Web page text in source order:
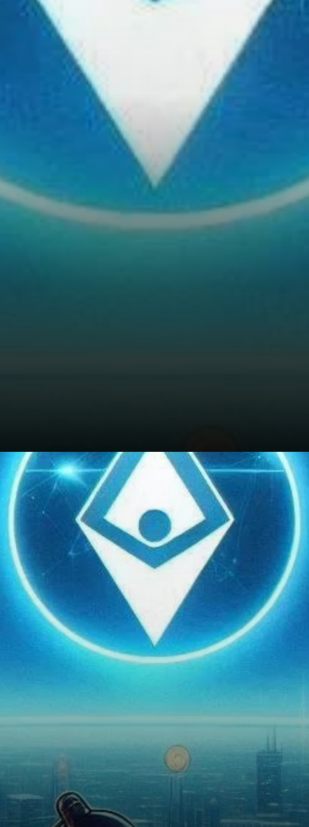
ADA a formé un modèle de
triangle ascendant sur son
graphique en 4 heures, ce qui
suggère que la cryptomonnaie
pourrait être sur le point de…